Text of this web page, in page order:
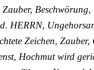
Beschwörung,
HERRN,
Zeichen,
Hochmut wird